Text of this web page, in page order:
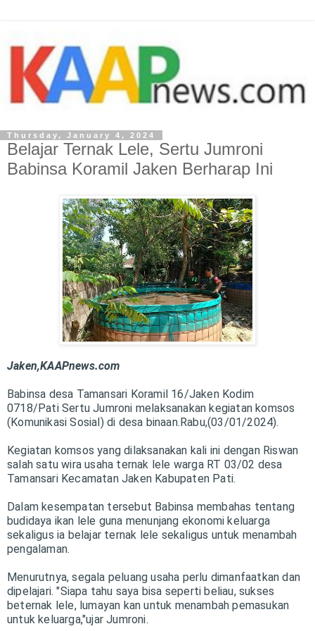
Thursday, January 4, 2024
Belajar Ternak Lele, Sertu Jumroni
Babinsa Koramil Jaken Berharap Ini
Jaken,KAAPnews.com
Babinsa desa Tamansari Koramil 16/Jaken Kodim
0718/Pati Sertu Jumroni melaksanakan kegiatan komsos
(Komunikasi Sosial) di desa binaan.Rabu,(03/01/2024).
Kegiatan komsos yang dilaksanakan kali ini dengan Riswan
salah satu wira usaha ternak lele warga RT 03/02 desa
Tamansari Kecamatan Jaken Kabupaten Pati.
Dalam kesempatan tersebut Babinsa membahas tentang
budidaya ikan lele guna menunjang ekonomi keluarga
sekaligus ia belajar ternak lele sekaligus untuk menambah
pengalaman.
Menurutnya, segala peluang usaha perlu dimanfaatkan dan
dipelajari. "Siapa tahu saya bisa seperti beliau, sukses
beternak lele, lumayan kan untuk menambah pemasukan
untuk keluarga,"ujar Jumroni.